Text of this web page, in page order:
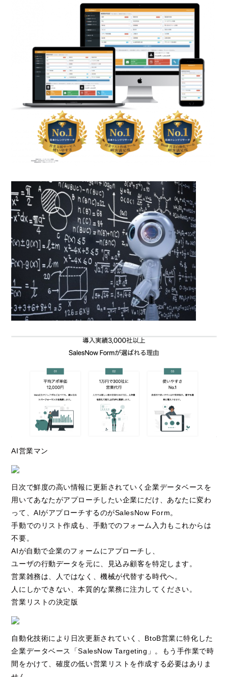
AI営業マン
日次で鮮度の高い情報に更新されていく企業データベースを
用いてあなたがアプローチしたい企業にだけ、あなたに変わ
って、AIがアプローチするのがSalesNow Form。
手動でのリスト作成も、手動でのフォーム入力もこれからは
不要。
AIが自動で企業のフォームにアプローチし、
ユーザの行動データを元に、見込み顧客を特定します。
営業雑務は、人ではなく、機械が代替する時代へ。
人にしかできない、本質的な業務に注力してください。
営業リストの決定版
自動化技術により日次更新されていく、BtoB営業に特化した
企業データベース「SalesNow Targeting」。もう手作業で時
間をかけて、確度の低い営業リストを作成する必要はありま